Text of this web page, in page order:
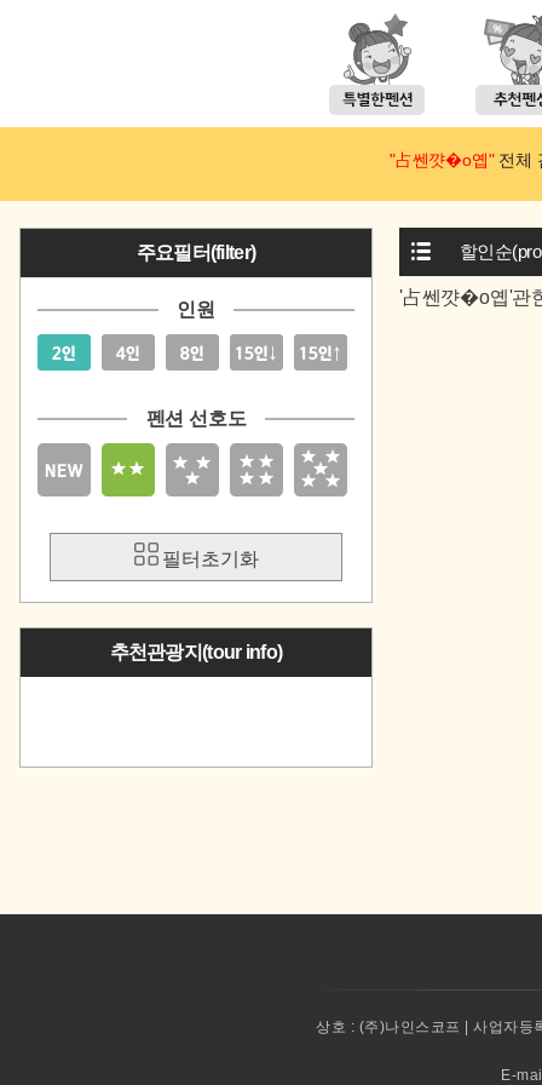
"占쎈꺗�ο옙"전체
주요필터(filter)
인원
펜션 선호도
필터초기화
추천관광지(tour info)
할인순
'占쎈꺗�ο옙'관
상호 : (주)나인스코프 | 사업자
E-